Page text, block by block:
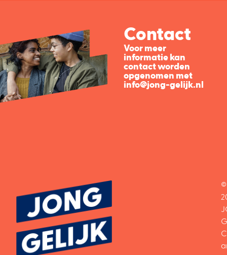
Contact
Voor meer
informatie kan
contact worden
opgenomen met
info@jong-gelijk.nl
©